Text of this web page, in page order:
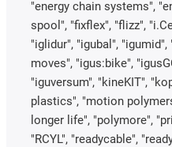
"energy chain systems",
spool", "fixflex", "flizz",
"iglidur", "igubal",
moves", "igus:bike",
"iguversum", "kineKIT",
plastics", "motion
longer life", "polymore",
"RCYL", "readycable",